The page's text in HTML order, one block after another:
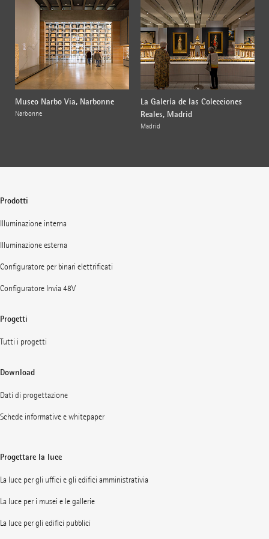
Museo Narbo Via, Narbonne
Narbonne
La Galería de las Colecciones
Reales, Madrid
Madrid
Prodotti
Illuminazione interna
Illuminazione esterna
Configuratore per binari elettrificati
Configuratore Invia 48V
Progetti
Tutti i progetti
Download
Dati di progettazione
Schede informative e whitepaper
Progettare la luce
La luce per gli uffici e gli edifici amministrativia
La luce per i musei e le gallerie
La luce per gli edifici pubblici